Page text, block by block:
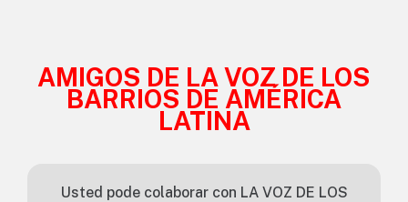
AMIGOS DE LA VOZ DE LOS
BARRIOS DE AMÉRICA
LATINA
Usted pode colaborar con LA VOZ DE LOS